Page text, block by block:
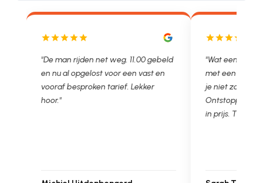
"Wat een fijn bedrijf. Als francaise
met een Nederlandse partner weet
je niet zo goed bij wie je moet zijn.
Ontstoppen.nl had een duidelijke all-
"Als
vaak te maken
lekkages en
super fijn dat
Ontstoppen.nl